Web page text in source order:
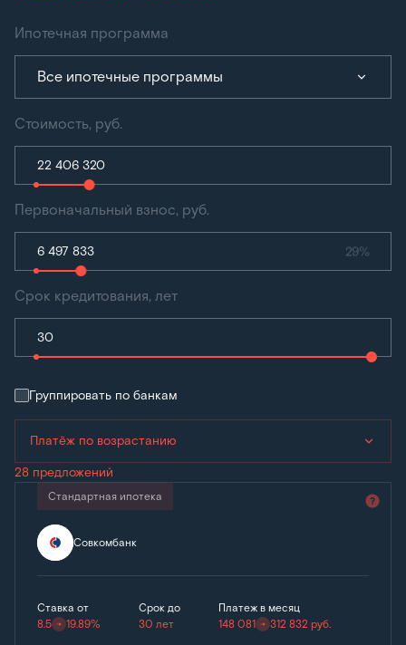
Ипотечная программа
Все ипотечные программы
Стоимость, руб.
Первоначальный взнос, руб.
29%
Срок кредитования, лет
Группировать по банкам
Платёж по возрастанию
28 предложений
Стандартная ипотека
Совкомбанк
Ставка от
8.5
19.89%
Срок до
30 лет
Платеж в месяц
148 081
312 832 руб.